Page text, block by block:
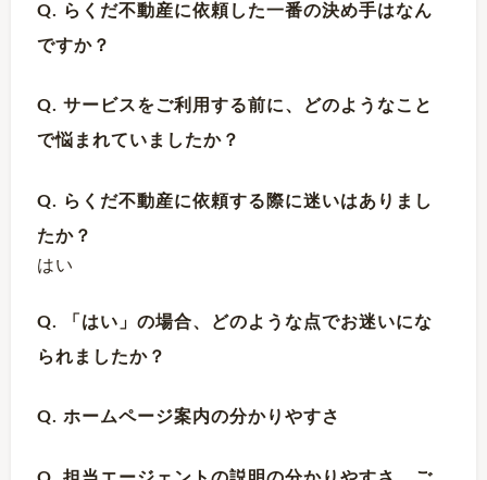
Q. らくだ不動産に依頼した一番の決め手はなん
ですか？
Q. サービスをご利用する前に、どのようなこと
で悩まれていましたか？
Q. らくだ不動産に依頼する際に迷いはありまし
たか？
はい
Q. 「はい」の場合、どのような点でお迷いにな
られましたか？
Q. ホームページ案内の分かりやすさ